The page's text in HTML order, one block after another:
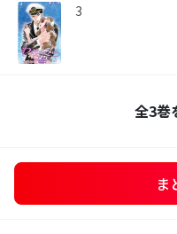
3
全3巻
ま